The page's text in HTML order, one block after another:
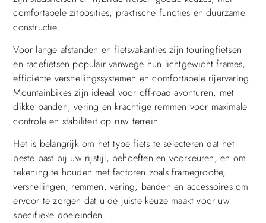
comfortabele zitposities, praktische functies en duurzame
constructie.
Voor lange afstanden en fietsvakanties zijn touringfietsen
en racefietsen populair vanwege hun lichtgewicht frames,
efficiënte versnellingssystemen en comfortabele rijervaring.
Mountainbikes zijn ideaal voor off-road avonturen, met
dikke banden, vering en krachtige remmen voor maximale
controle en stabiliteit op ruw terrein.
Het is belangrijk om het type fiets te selecteren dat het
beste past bij uw rijstijl, behoeften en voorkeuren, en om
rekening te houden met factoren zoals framegrootte,
versnellingen, remmen, vering, banden en accessoires om
ervoor te zorgen dat u de juiste keuze maakt voor uw
specifieke doeleinden.